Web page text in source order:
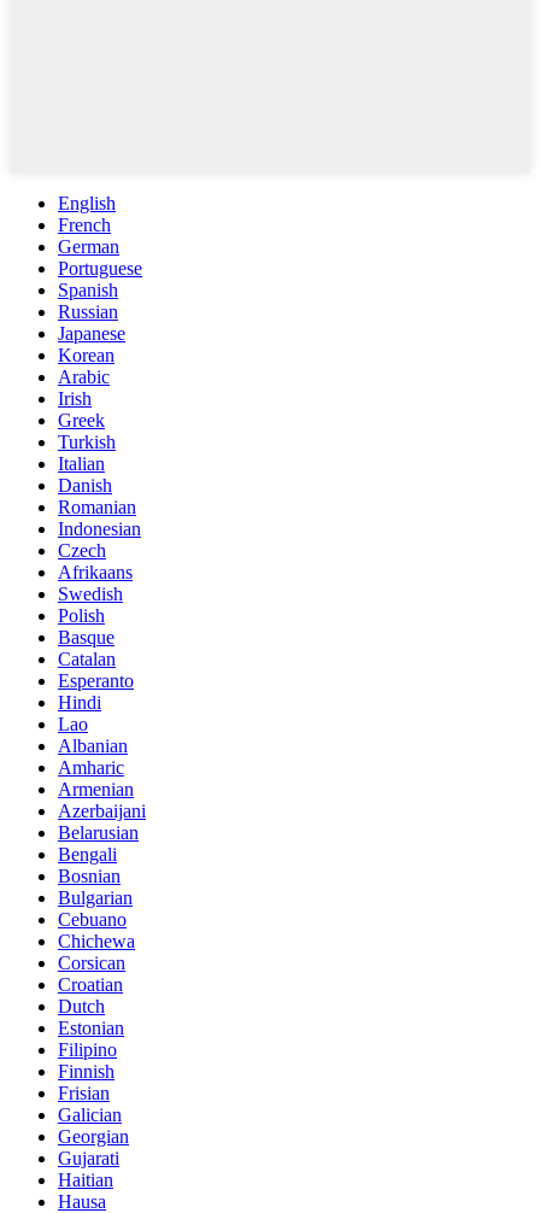
English
French
German
Portuguese
Spanish
Russian
Japanese
Korean
Arabic
Irish
Greek
Turkish
Italian
Danish
Romanian
Indonesian
Czech
Afrikaans
Swedish
Polish
Basque
Catalan
Esperanto
Hindi
Lao
Albanian
Amharic
Armenian
Azerbaijani
Belarusian
Bengali
Bosnian
Bulgarian
Cebuano
Chichewa
Corsican
Croatian
Dutch
Estonian
Filipino
Finnish
Frisian
Galician
Georgian
Gujarati
Haitian
Hausa